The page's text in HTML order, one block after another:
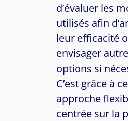
d’évaluer les
utilisés afin
leur efficacité
envisager
options si
C’est grâce à
approche
centrée sur la